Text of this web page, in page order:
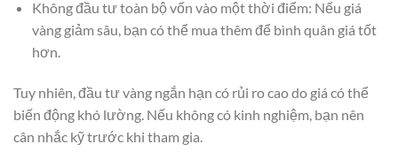
Không đầu tư toàn bộ vốn vào một thời điểm: Nếu giá
vàng giảm sâu, bạn có thể mua thêm để bình quân giá tốt
hơn.
Tuy nhiên, đầu tư vàng ngắn hạn có rủi ro cao do giá có thể
biến động khó lường. Nếu không có kinh nghiệm, bạn nên
cân nhắc kỹ trước khi tham gia.